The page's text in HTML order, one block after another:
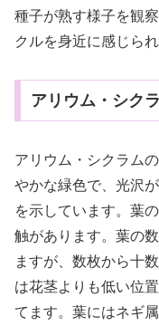
種子が熟す様子を観
クルを身近に感じられ
アリウム・シク
アリウム・シクラム
やかな緑色で、光沢
を示しています。葉
触があります。葉の
ますが、数枚から十
は花茎よりも低い位
てます。葉にはネギ